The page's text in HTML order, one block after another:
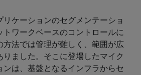
ケーションのセグメンテーショ
トワークベースのコントロールに
方法では管理が難しく、範囲が広
ました。そこに登場したマイク
ンは、基盤となるインフラからセ